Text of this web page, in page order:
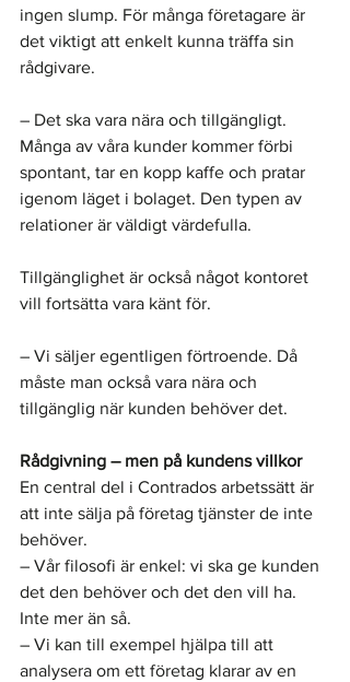
ingen slump. För många företagare är
det viktigt att enkelt kunna träffa sin
rådgivare.
– Det ska vara nära och tillgängligt.
Många av våra kunder kommer förbi
spontant, tar en kopp kaffe och pratar
igenom läget i bolaget. Den typen av
relationer är väldigt värdefulla.
Tillgänglighet är också något kontoret
vill fortsätta vara känt för.
– Vi säljer egentligen förtroende. Då
måste man också vara nära och
tillgänglig när kunden behöver det.
Rådgivning – men på kundens villkor
En central del i Contrados arbetssätt är
att inte sälja på företag tjänster de inte
behöver.
– Vår filosofi är enkel: vi ska ge kunden
det den behöver och det den vill ha.
Inte mer än så.
– Vi kan till exempel hjälpa till att
analysera om ett företag klarar av en